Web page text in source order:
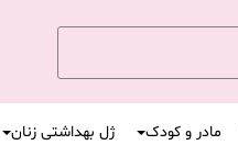
مادر و کودک ژل بهداشتی زنان